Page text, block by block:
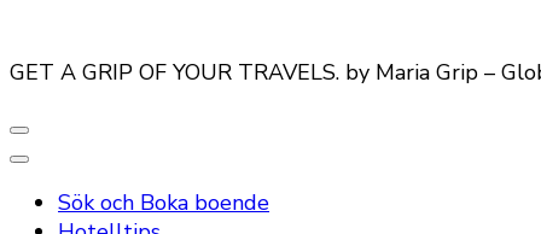
GET A GRIP OF YOUR TRAVELS. by Maria Grip –
Sök och Boka boende